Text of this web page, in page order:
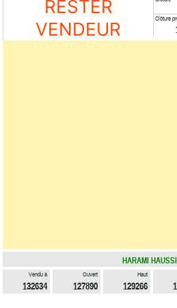
RESTER
VENDEUR
Clôture
HARAMI
Vendu à
132634
Ouvert
127890
Haut
129266